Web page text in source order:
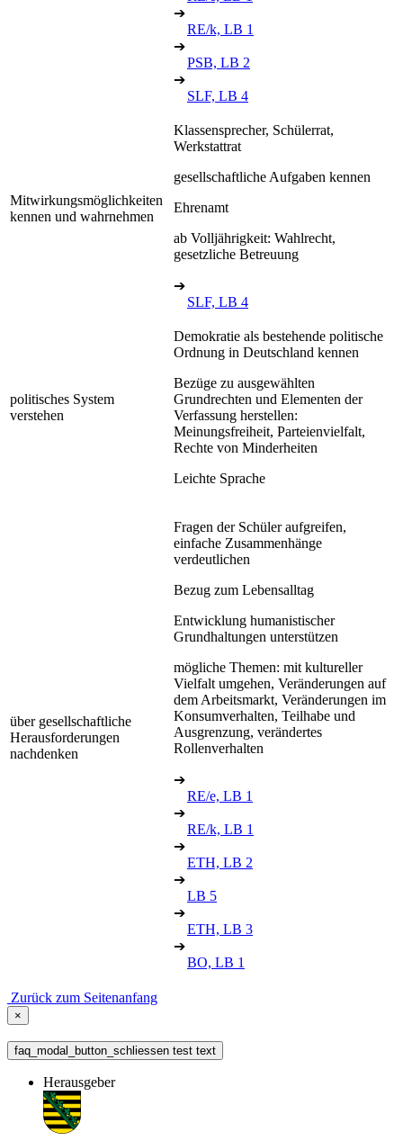
➔
RE/k, LB 1
➔
PSB, LB 2
➔
SLF, LB 4
Mitwirkungsmöglichkeiten
kennen und wahrnehmen
Klassensprecher, Schülerrat,
Werkstattrat
gesellschaftliche Aufgaben kennen
Ehrenamt
ab Volljährigkeit: Wahlrecht,
gesetzliche Betreuung
➔
SLF, LB 4
politisches System
verstehen
Demokratie als bestehende politische
Ordnung in Deutschland kennen
Bezüge zu ausgewählten
Grundrechten und Elementen der
Verfassung herstellen:
Meinungsfreiheit, Parteienvielfalt,
Rechte von Minderheiten
Leichte Sprache
über gesellschaftliche
Herausforderungen
nachdenken
Fragen der Schüler aufgreifen,
einfache Zusammenhänge
verdeutlichen
Bezug zum Lebensalltag
Entwicklung humanistischer
Grundhaltungen unterstützen
mögliche Themen: mit kultureller
Vielfalt umgehen, Veränderungen auf
dem Arbeitsmarkt, Veränderungen im
Konsumverhalten, Teilhabe und
Ausgrenzung, verändertes
Rollenverhalten
➔
RE/e, LB 1
➔
RE/k, LB 1
➔
ETH, LB 2
➔
LB 5
➔
ETH, LB 3
➔
BO, LB 1
Zurück zum Seitenanfang
×
faq_modal_button_schliessen test text
Herausgeber